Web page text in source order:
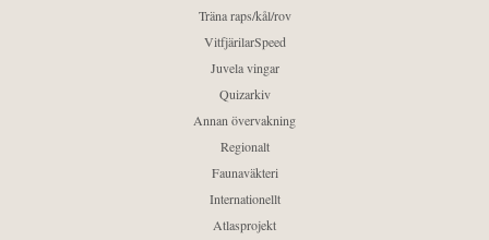
Träna raps/kål/rov
VitfjärilarSpeed
Juvela vingar
Quizarkiv
Annan övervakning
Regionalt
Faunaväkteri
Internationellt
Atlasprojekt